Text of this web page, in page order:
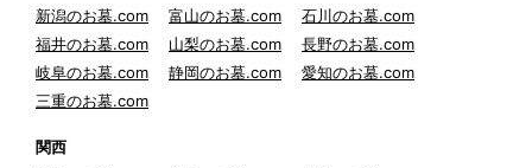
新潟のお墓.com
富山のお墓.com
石川のお墓.com
福井のお墓.com
山梨のお墓.com
長野のお墓.com
岐阜のお墓.com
静岡のお墓.com
愛知のお墓.com
三重のお墓.com
関西